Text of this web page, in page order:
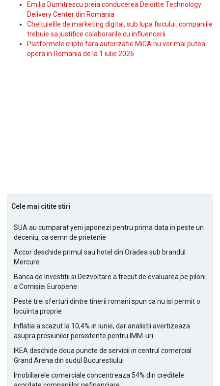
Emilia Dumitrescu preia conducerea Deloitte Technology
Delivery Center din Romania
Cheltuielile de marketing digital, sub lupa fiscului: companiile
trebuie sa justifice colaborarile cu influencerii
Platformele cripto fara autorizatie MiCA nu vor mai putea
opera in Romania de la 1 iulie 2026
Cele mai citite stiri
SUA au cumparat yeni japonezi pentru prima data in peste un
deceniu, ca semn de prietenie
Accor deschide primul sau hotel din Oradea sub brandul
Mercure
Banca de Investitii si Dezvoltare a trecut de evaluarea pe piloni
a Comisiei Europene
Peste trei sferturi dintre tinerii romani spun ca nu isi permit o
locuinta proprie
Inflatia a scazut la 10,4% in iunie, dar analistii avertizeaza
asupra presiunilor persistente pentru IMM-uri
IKEA deschide doua puncte de servicii in centrul comercial
Grand Arena din sudul Bucurestiului
Imobiliarele comerciale concentreaza 54% din creditele